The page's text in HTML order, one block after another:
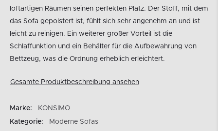
loftartigen Räumen seinen perfekten Platz. Der Stoff, mit dem
das Sofa gepolstert ist, fühlt sich sehr angenehm an und ist
leicht zu reinigen. Ein weiterer großer Vorteil ist die
Schlaffunktion und ein Behälter für die Aufbewahrung von
Bettzeug, was die Ordnung erheblich erleichtert.
Gesamte Produktbeschreibung ansehen
Marke:
KONSIMO
Kategorie:
Moderne Sofas